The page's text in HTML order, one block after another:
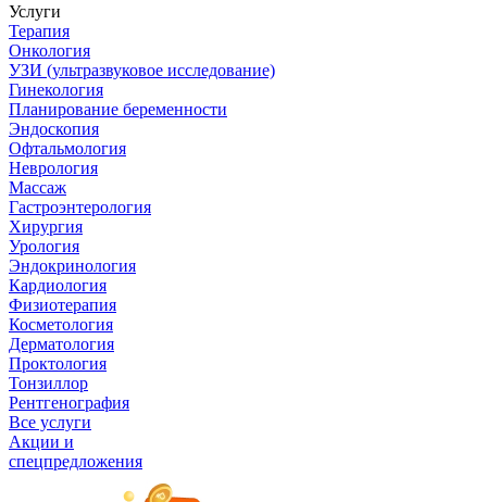
Услуги
Терапия
Онкология
УЗИ (ультразвуковое исследование)
Гинекология
Планирование беременности
Эндоскопия
Офтальмология
Неврология
Массаж
Гастроэнтерология
Хирургия
Урология
Эндокринология
Кардиология
Физиотерапия
Косметология
Дерматология
Проктология
Тонзиллор
Рентгенография
Все услуги
Акции и
спецпредложения